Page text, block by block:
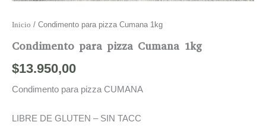
Inicio / Condimento para pizza Cumana 1kg
Condimento para pizza Cumana 1kg
$13.950,00
Condimento para pizza CUMANA
LIBRE DE GLUTEN – SIN TACC